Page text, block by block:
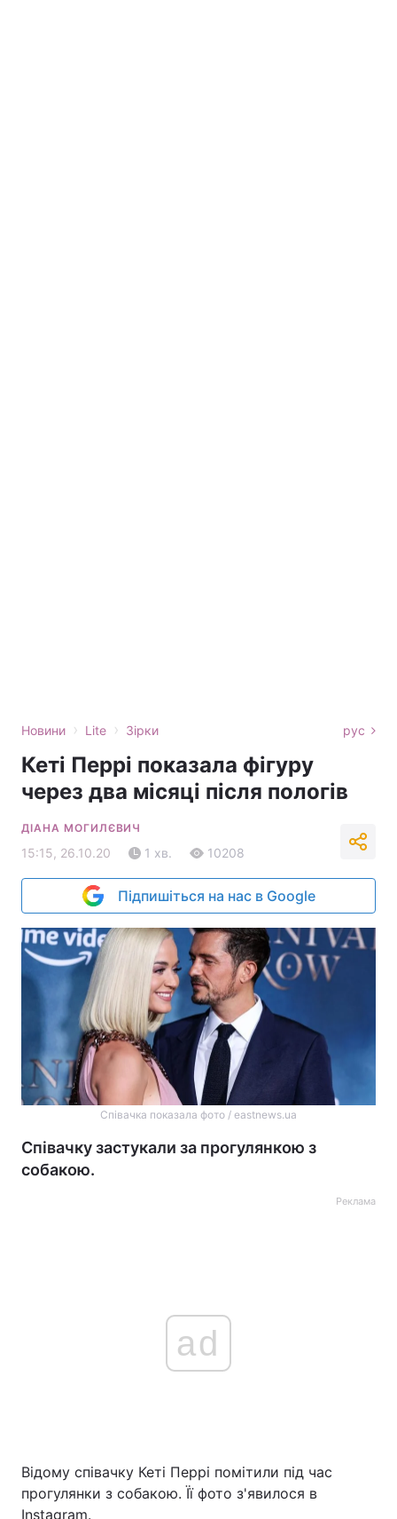
Новини › Lite › Зірки рус
Кеті Перрі показала фігуру
через два місяці після пологів
ДІАНА МОГИЛЄВИЧ
15:15, 26.10.20 1 хв. 10208
Підпишіться на нас в Google
Співачка показала фото / eastnews.ua
Співачку застукали за прогулянкою з
собакою.
Реклама
ad
Відому співачку Кеті Перрі помітили під час
прогулянки з собакою. Її фото з'явилося в
Instagram.